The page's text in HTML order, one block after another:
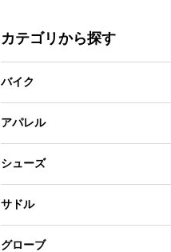
カテゴリから探す
バイク
アパレル
シューズ
サドル
グローブ